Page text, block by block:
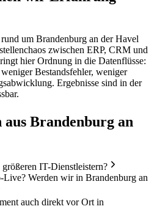
um Brandenburg an der Havel
zwischen ERP, CRM und
hier Ordnung in die Datenflüsse:
Bestandsfehler, weniger
Ergebnisse sind in der
aus Brandenburg an
IT-Dienstleistern?
Live? Werden wir in Brandenburg an
auch direkt vor Ort in